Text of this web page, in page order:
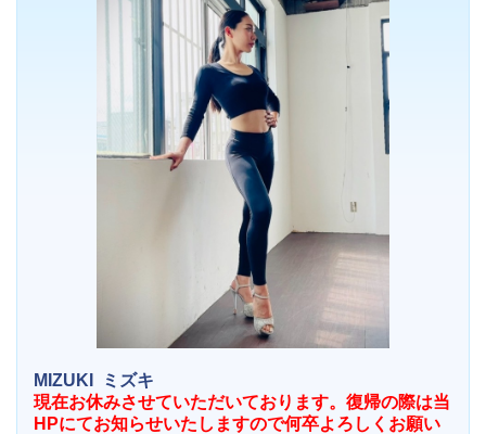
MIZUKI
ミズキ
現在お休みさせていただいております。復帰の際は当
HPにてお知らせいたしますので何卒よろしくお願い